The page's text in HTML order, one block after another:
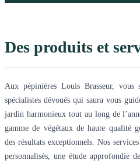
Des produits et
Aux pépinières Louis Brasseur,
spécialistes dévoués qui saura vous
jardin harmonieux tout au long de
gamme de végétaux de haute qualité
des résultats exceptionnels. Nos
personnalisés, une étude approfondie